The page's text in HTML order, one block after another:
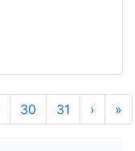
30 31 › »